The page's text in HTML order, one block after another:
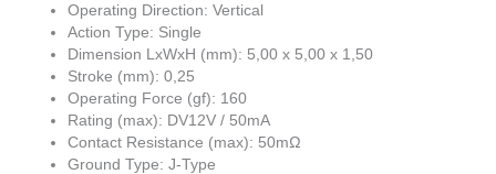
Operating Direction: Vertical
Action Type: Single
Dimension LxWxH (mm): 5,00 x 5,00 x 1,50
Stroke (mm): 0,25
Operating Force (gf): 160
Rating (max): DV12V / 50mA
Contact Resistance (max): 50mΩ
Ground Type: J-Type